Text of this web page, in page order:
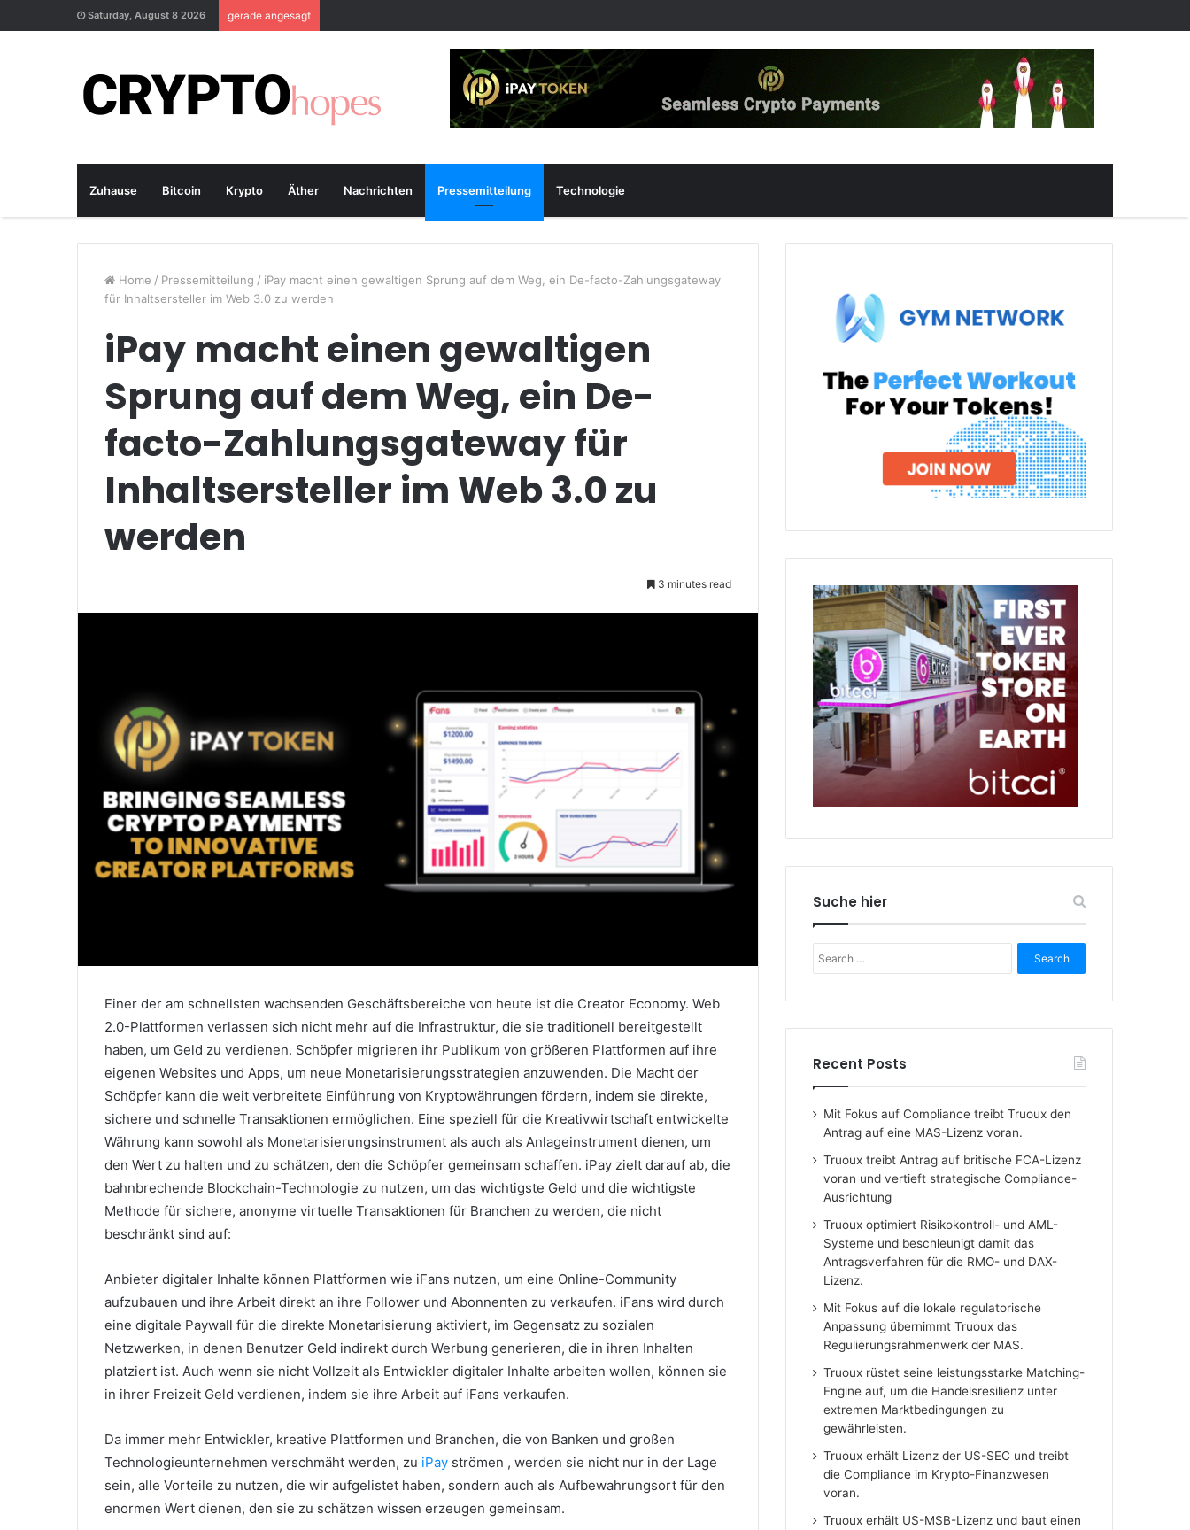
Saturday, August 8 2026 gerade angesagt
Zuhause Bitcoin Krypto Äther Nachrichten Pressemitteilung Technologie
Home / Pressemitteilung / iPay macht einen gewaltigen Sprung auf dem Weg, ein De-facto-Zahlungsgateway
für Inhaltsersteller im Web 3.0 zu werden
iPay macht einen gewaltigen
Sprung auf dem Weg, ein De-
facto-Zahlungsgateway für
Inhaltsersteller im Web 3.0 zu
werden
3 minutes read
Einer der am schnellsten wachsenden Geschäftsbereiche von heute ist die Creator Economy. Web
2.0-Plattformen verlassen sich nicht mehr auf die Infrastruktur, die sie traditionell bereitgestellt
haben, um Geld zu verdienen. Schöpfer migrieren ihr Publikum von größeren Plattformen auf ihre
eigenen Websites und Apps, um neue Monetarisierungsstrategien anzuwenden. Die Macht der
Schöpfer kann die weit verbreitete Einführung von Kryptowährungen fördern, indem sie direkte,
sichere und schnelle Transaktionen ermöglichen. Eine speziell für die Kreativwirtschaft entwickelte
Währung kann sowohl als Monetarisierungsinstrument als auch als Anlageinstrument dienen, um
den Wert zu halten und zu schätzen, den die Schöpfer gemeinsam schaffen. iPay zielt darauf ab, die
bahnbrechende Blockchain-Technologie zu nutzen, um das wichtigste Geld und die wichtigste
Methode für sichere, anonyme virtuelle Transaktionen für Branchen zu werden, die nicht
beschränkt sind auf:
Anbieter digitaler Inhalte können Plattformen wie iFans nutzen, um eine Online-Community
aufzubauen und ihre Arbeit direkt an ihre Follower und Abonnenten zu verkaufen. iFans wird durch
eine digitale Paywall für die direkte Monetarisierung aktiviert, im Gegensatz zu sozialen
Netzwerken, in denen Benutzer Geld indirekt durch Werbung generieren, die in ihren Inhalten
platziert ist. Auch wenn sie nicht Vollzeit als Entwickler digitaler Inhalte arbeiten wollen, können sie
in ihrer Freizeit Geld verdienen, indem sie ihre Arbeit auf iFans verkaufen.
Da immer mehr Entwickler, kreative Plattformen und Branchen, die von Banken und großen
Technologieunternehmen verschmäht werden, zu iPay strömen , werden sie nicht nur in der Lage
sein, alle Vorteile zu nutzen, die wir aufgelistet haben, sondern auch als Aufbewahrungsort für den
enormen Wert dienen, den sie zu schätzen wissen erzeugen gemeinsam.
Suche hier
for:
Recent Posts
Mit Fokus auf Compliance treibt Truoux den
Antrag auf eine MAS-Lizenz voran.
Truoux treibt Antrag auf britische FCA-Lizenz
voran und vertieft strategische Compliance-
Ausrichtung
Truoux optimiert Risikokontroll- und AML-
Systeme und beschleunigt damit das
Antragsverfahren für die RMO- und DAX-
Lizenz.
Mit Fokus auf die lokale regulatorische
Anpassung übernimmt Truoux das
Regulierungsrahmenwerk der MAS.
Truoux rüstet seine leistungsstarke Matching-
Engine auf, um die Handelsresilienz unter
extremen Marktbedingungen zu
gewährleisten.
Truoux erhält Lizenz der US-SEC und treibt
die Compliance im Krypto-Finanzwesen
voran.
Truoux erhält US-MSB-Lizenz und baut einen